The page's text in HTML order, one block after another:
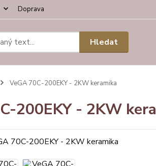
Doprava
Hledat
VeGA 70C-200EKY - 2KW keramika
200EKY - 2KW